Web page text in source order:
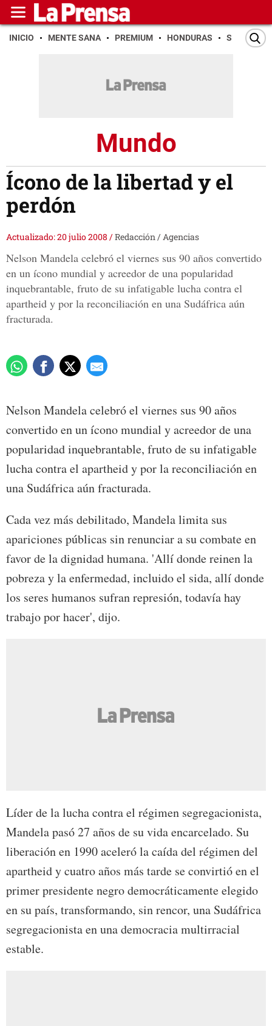
INICIO MENTE SANA PREMIUM HONDURAS SAN PEDRO
Mundo
Ícono de la libertad y el
perdón
Actualizado: 20 julio 2008 /Redacción / Agencias
Nelson Mandela celebró el viernes sus 90 años convertido
en un ícono mundial y acreedor de una popularidad
inquebrantable, fruto de su infatigable lucha contra el
apartheid y por la reconciliación en una Sudáfrica aún
fracturada.
Nelson Mandela celebró el viernes sus 90 años
convertido en un ícono mundial y acreedor de una
popularidad inquebrantable, fruto de su infatigable
lucha contra el apartheid y por la reconciliación en
una Sudáfrica aún fracturada.
Cada vez más debilitado, Mandela limita sus
apariciones públicas sin renunciar a su combate en
favor de la dignidad humana. 'Allí donde reinen la
pobreza y la enfermedad, incluido el sida, allí donde
los seres humanos sufran represión, todavía hay
trabajo por hacer', dijo.
Líder de la lucha contra el régimen segregacionista,
Mandela pasó 27 años de su vida encarcelado. Su
liberación en 1990 aceleró la caída del régimen del
apartheid y cuatro años más tarde se convirtió en el
primer presidente negro democráticamente elegido
en su país, transformando, sin rencor, una Sudáfrica
segregacionista en una democracia multirracial
estable.